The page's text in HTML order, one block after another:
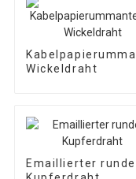
Wickeldraht
Emaillierter